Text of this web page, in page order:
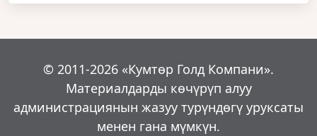
© 2011-2026 «Кумтөр Голд Компани».
Материалдарды көчүрүп алуу
администрациянын жазуу турүндөгү уруксаты
менен гана мүмкүн.